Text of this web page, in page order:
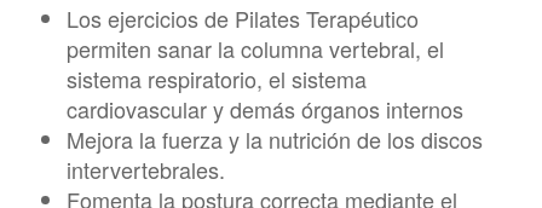
Los ejercicios de Pilates Terapéutico
permiten sanar la columna vertebral, el
sistema respiratorio, el sistema
cardiovascular y demás órganos internos
Mejora la fuerza y la nutrición de los discos
intervertebrales.
Fomenta la postura correcta mediante el